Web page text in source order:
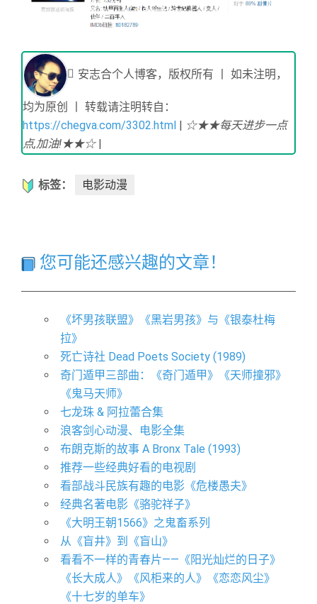
安志合个人博客，版权所有 丨 如未注明，
均为原创 丨 转载请注明转自：
https://chegva.com/3302.html | ☆★★每天进步一点
点,加油!★★☆|
标签： 电影动漫
您可能还感兴趣的文章！
《坏男孩联盟》《黑岩男孩》与《银泰杜梅
拉》
死亡诗社 Dead Poets Society (1989)
奇门遁甲三部曲：《奇门遁甲》《天师撞邪》
《鬼马天师》
七龙珠 & 阿拉蕾合集
浪客剑心动漫、电影全集
布朗克斯的故事 A Bronx Tale (1993)
推荐一些经典好看的电视剧
看部战斗民族有趣的电影《危楼愚夫》
经典名著电影《骆驼祥子》
《大明王朝1566》之鬼畜系列
从《盲井》到《盲山》
看看不一样的青春片——《阳光灿烂的日子》
《长大成人》《风柜来的人》《恋恋风尘》
《十七岁的单车》